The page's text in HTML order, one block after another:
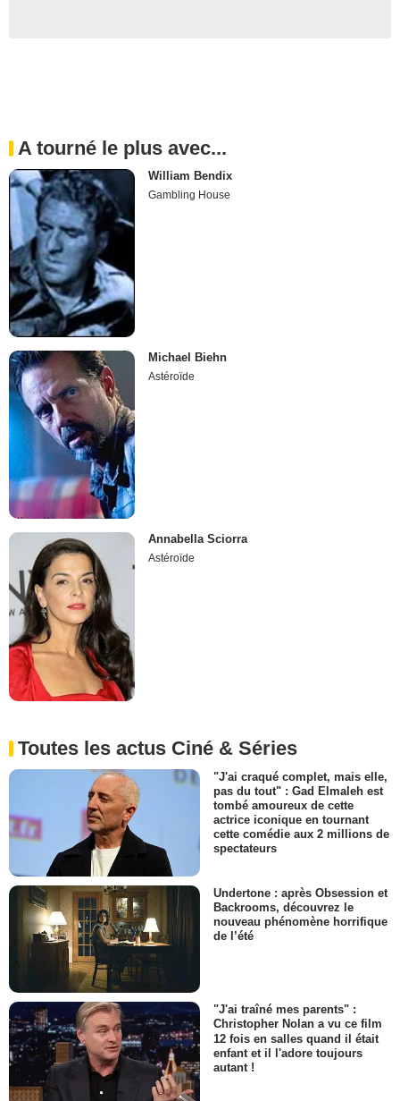
A tourné le plus avec...
William Bendix
Gambling House
Michael Biehn
Astéroïde
Annabella Sciorra
Astéroïde
Toutes les actus Ciné & Séries
"J'ai craqué complet, mais elle,
pas du tout" : Gad Elmaleh est
tombé amoureux de cette
actrice iconique en tournant
cette comédie aux 2 millions de
spectateurs
Undertone : après Obsession et
Backrooms, découvrez le
nouveau phénomène horrifique
de l’été
"J'ai traîné mes parents" :
Christopher Nolan a vu ce film
12 fois en salles quand il était
enfant et il l'adore toujours
autant !